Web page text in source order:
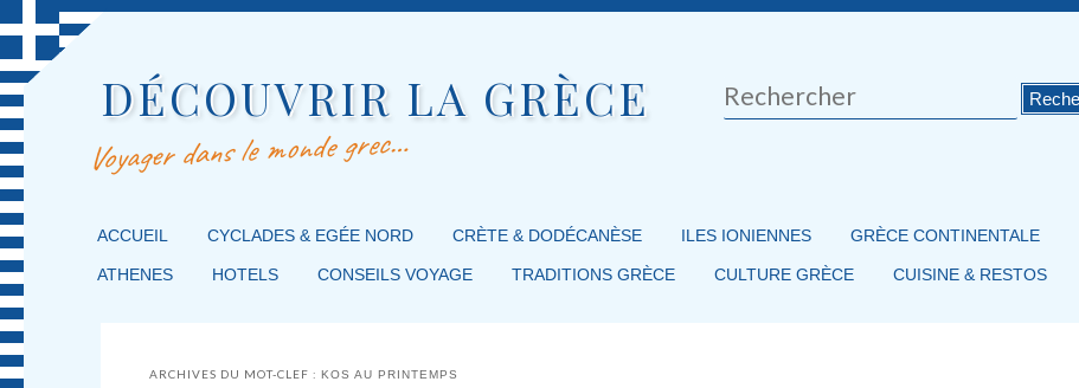
DÉCOUVRIR LA GRÈCE
Voyager dans le monde grec…
Rechercher
MENU PRINCIPAL
MASQUER LA NAVIGATION PRINCIPALE
MASQUER LA NAVIGATION SECONDAIRE
ACCUEIL CYCLADES & EGÉE NORD CRÈTE & DODÉCANÈSE ILES IONIENNES GRÈCE CONTINENTALE
ATHENES HOTELS CONSEILS VOYAGE TRADITIONS GRÈCE CULTURE GRÈCE CUISINE & RESTOS
ARCHIVES DU MOT-CLEF :KOS AU PRINTEMPS